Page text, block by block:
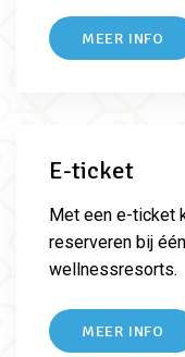
MEER INFO
E-ticket
Met een e-ticket
reserveren bij
wellnessresorts.
MEER INFO